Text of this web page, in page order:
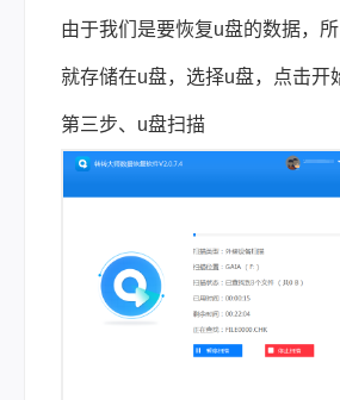
由于我们是要恢复u盘的数据，
就存储在u盘，选择u盘，点击开
第三步、u盘扫描